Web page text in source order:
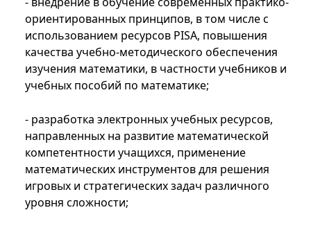
ориентированных принципов, в том числе с
использованием ресурсов PISA, повышения
качества учебно-методического обеспечения
изучения математики, в частности учебников и
учебных пособий по математике;
- разработка электронных учебных ресурсов,
направленных на развитие математической
компетентности учащихся, применение
математических инструментов для решения
игровых и стратегических задач различного
уровня сложности;